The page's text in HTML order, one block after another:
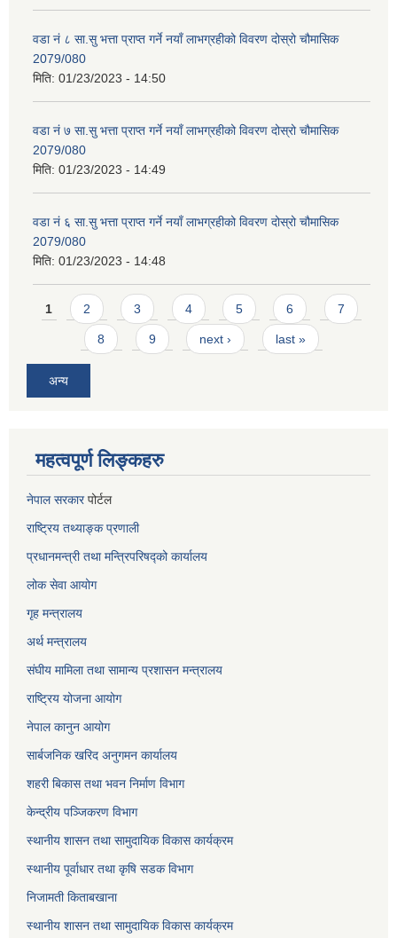
वडा नं ८ सा.सु भत्ता प्राप्त गर्ने नयाँ लाभग्रहीको विवरण दोस्रो चौमासिक
2079/080
मिति: 01/23/2023 - 14:50
वडा नं ७ सा.सु भत्ता प्राप्त गर्ने नयाँ लाभग्रहीको विवरण दोस्रो चौमासिक
2079/080
मिति: 01/23/2023 - 14:49
वडा नं ६ सा.सु भत्ता प्राप्त गर्ने नयाँ लाभग्रहीको विवरण दोस्रो चौमासिक
2079/080
मिति: 01/23/2023 - 14:48
Pages
1 2 3 4 5 6 7
8 9 next › last »
अन्य
महत्वपूर्ण लिङ्कहरु
नेपाल सरकारपोर्टल
राष्ट्रिय तथ्याङ्क प्रणाली
प्रधानमन्त्री तथा मन्त्रिपरिषद्को कार्यालय
लोक सेवाआयोग
गृह मन्त्रालय
अर्थ मन्त्रालय
संघीय मामिला तथा सामान्य प्रशासन मन्त्रालय
राष्ट्रिय योजना आयोग
नेपाल कानुन आयोग
सार्बजनिक खरिद अनुगमन कार्यालय
शहरी बिकास तथा भवन निर्माण विभाग
केन्द्रीय पञ्जिकरण विभाग
स्थानीय शासन तथा सामुदायिक विकास कार्यक्रम
स्थानीय पूर्वाधार तथा कृषि सडक विभाग
निजामती किताबखाना
स्थानीय शासन तथा सामुदायिक विकास कार्यक्रम